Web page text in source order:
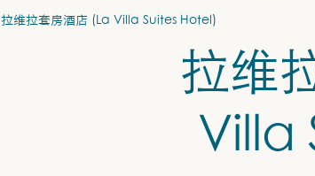
拉维拉套房酒店 (La Villa Suites Hotel)
拉维
Villa